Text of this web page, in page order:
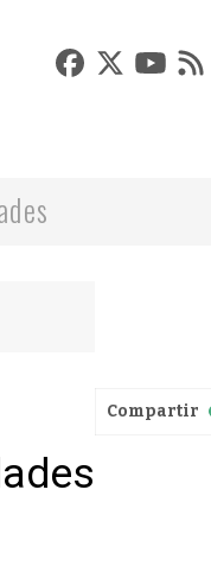
Compartir